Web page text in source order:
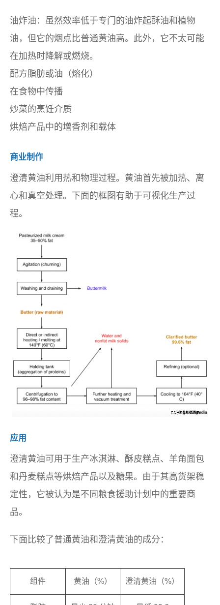
油炸油：虽然效率低于专门的油炸起酥油和植物
油，但它的烟点比普通黄油高。此外，它不太可能
在加热时降解或燃烧。
配方脂肪或油（熔化）
在食物中传播
炒菜的烹饪介质
烘焙产品中的增香剂和载体
商业制作
澄清黄油利用热和物理过程。黄油首先被加热、离
心和真空处理。下面的框图有助于可视化生产过
程。
应用
澄清黄油可用于生产冰淇淋、酥皮糕点、羊角面包
和丹麦糕点等烘焙产品以及糖果。由于其高货架稳
定性，它被认为是不同粮食援助计划中的重要商
品。
下面比较了普通黄油和澄清黄油的成分：
组件 黄油（%） 澄清黄油（%）